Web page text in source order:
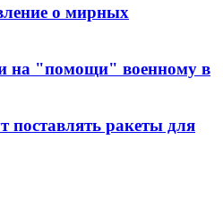
о мирных
на "помощи" военному в
поставлять ракеты для